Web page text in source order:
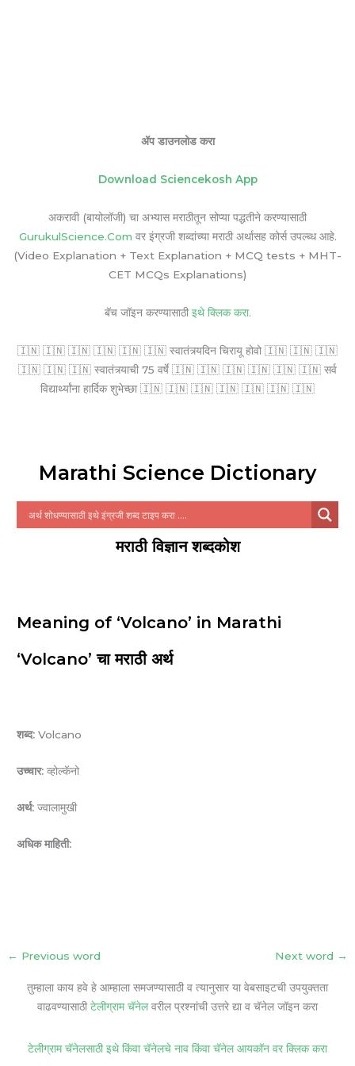
ॲप डाउनलोड करा
Download Sciencekosh App
अकरावी (बायोलॉजी) चा अभ्यास मराठीतून सोप्या पद्धतीने करण्यासाठी
GurukulScience.Com वर इंग्रजी शब्दांच्या मराठी अर्थासह कोर्स उपल्ब्ध आहे.
(Video Explanation + Text Explanation + MCQ tests + MHT-
CET MCQs Explanations)
बॅच जॉइन करण्यासाठी इथे क्लिक करा.
🇮🇳 🇮🇳 🇮🇳 🇮🇳 🇮🇳 🇮🇳 स्वातंत्र्यदिन चिरायू होवो 🇮🇳 🇮🇳 🇮🇳
🇮🇳 🇮🇳 🇮🇳 स्वातंत्र्याची 75 वर्षे 🇮🇳 🇮🇳 🇮🇳 🇮🇳 🇮🇳 🇮🇳 सर्व
विद्यार्थ्यांना हार्दिक शुभेच्छा 🇮🇳 🇮🇳 🇮🇳 🇮🇳 🇮🇳 🇮🇳 🇮🇳
Marathi Science Dictionary
मराठी विज्ञान शब्दकोश
Meaning of ‘Volcano’ in Marathi
‘Volcano’ चा मराठी अर्थ
शब्द: Volcano
उच्चार: व्होल्कॅनो
अर्थ: ज्वालामुखी
अधिक माहिती:
← Previous word Next word →
तुम्हाला काय हवे हे आम्हाला समजण्यासाठी व त्यानुसार या वेबसाइटची उपयुक्तता
वाढवण्यासाठी टेलीग्राम चॅनेलवरील प्रश्नांची उत्तरे द्या व चॅनेल जॉइन करा
टेलीग्राम चॅनेलसाठी इथे किंवा चॅनेलचे नाव किंवा चॅनेल आयकॉन वर क्लिक करा